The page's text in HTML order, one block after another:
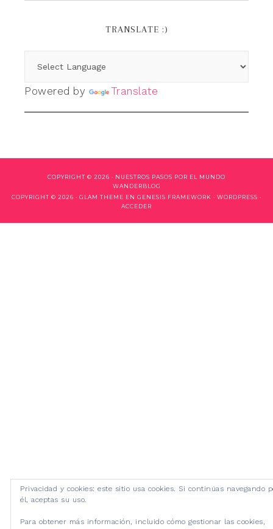
TRANSLATE :)
Powered by Translate
COPYRIGHT © 2026 · NUESTROS PASOS POR EL MUNDO
WANDERBLOG
COPYRIGHT © 2026 · GLAM THEME EN GENESIS FRAMEWORK · WORDPRESS ·
ACCEDER
Privacidad y cookies: este sitio usa cookies. Si continúas navegando
él, aceptas su uso.
Para obtener más información, incluido cómo gestionar las cookies,